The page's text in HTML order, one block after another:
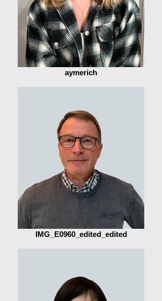
aymerich
IMG_E0960_edited_edited